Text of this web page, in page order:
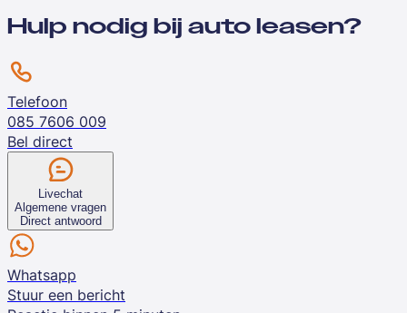
Hulp nodig bij auto leasen?
Telefoon
085 7606 009
Bel direct
Livechat
Algemene vragen
Direct antwoord
Whatsapp
Stuur een bericht